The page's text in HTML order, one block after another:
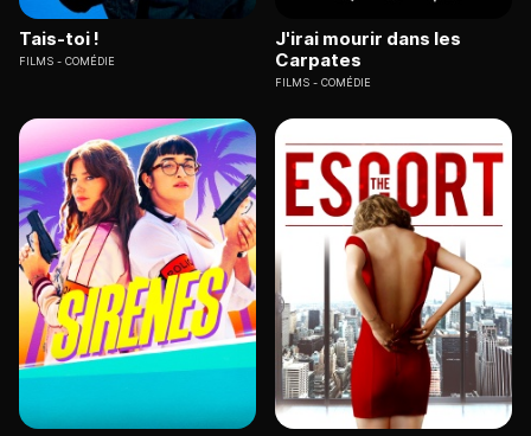
Tais-toi !
FILMS COMÉDIE
J'irai mourir dans les
Carpates
FILMS COMÉDIE